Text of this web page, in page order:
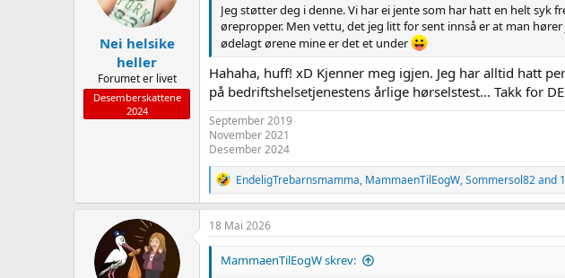
s
:
Nei helsike
heller
Forumet er livet
Desemberskattene
2024
Jeg støtter deg i denne. Vi har ei jente som har hatt en helt syk
ørepropper. Men vettu, det jeg litt for sent innså er at man
ødelagt ørene mine er det et under
Hahaha, huff! xD Kjenner meg igjen. Jeg har alltid hatt
på bedriftshelsetjenestens årlige hørselstest... Takk for
September 2019
November 2021
Desember 2024
R
e
a
c
t
i
o
EndeligTrebarnsmamma, MammaenTilEogW,Sommersol82and
18 Mai 2026
MammaenTilEogW skrev: